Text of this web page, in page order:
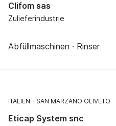
Clifom sas
Zulieferindustrie
Abfüllmaschinen · Rinser
ITALIEN SAN MARZANO OLIVETO
Eticap System snc